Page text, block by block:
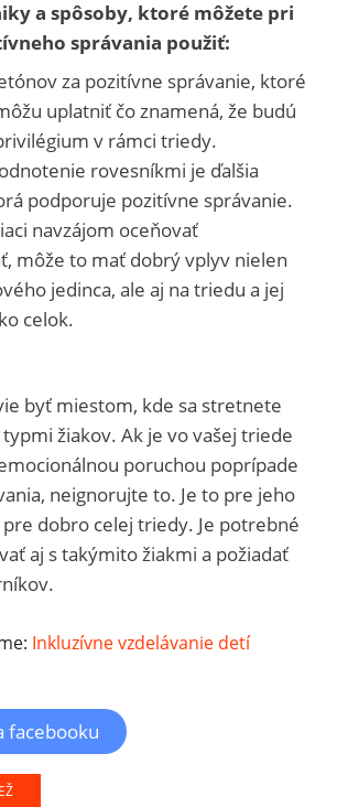
a spôsoby, ktoré môžete pri
správania použiť:
za pozitívne správanie, ktoré
uplatniť čo znamená, že budú
v rámci triedy.
rovesníkmi je ďalšia
podporuje pozitívne správanie.
navzájom oceňovať
môže to mať dobrý vplyv nielen
jedinca, ale aj na triedu a jej
celok.
byť miestom, kde sa stretnete
žiakov. Ak je vo vašej triede
poruchou poprípade
neignorujte to. Je to pre jeho
dobro celej triedy. Je potrebné
aj s takýmito žiakmi a požiadať
Inkluzívne vzdelávanie detí
facebooku